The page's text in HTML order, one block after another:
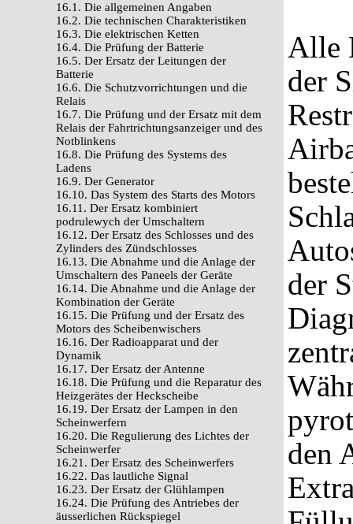
16.1. Die allgemeinen Angaben
16.2. Die technischen Charakteristiken
16.3. Die elektrischen Ketten
16.4. Die Prüfung der Batterie
16.5. Der Ersatz der Leitungen der
Batterie
16.6. Die Schutzvorrichtungen und die
Relais
16.7. Die Prüfung und der Ersatz mit dem
Relais der Fahrtrichtungsanzeiger und des
Notblinkens
16.8. Die Prüfung des Systems des
Ladens
16.9. Der Generator
16.10. Das System des Starts des Motors
16.11. Der Ersatz kombiniert
podrulewych der Umschaltern
16.12. Der Ersatz des Schlosses und des
Zylinders des Zündschlosses
16.13. Die Abnahme und die Anlage der
Umschaltern des Paneels der Geräte
16.14. Die Abnahme und die Anlage der
Kombination der Geräte
16.15. Die Prüfung und der Ersatz des
Motors des Scheibenwischers
16.16. Der Radioapparat und der
Dynamik
16.17. Der Ersatz der Antenne
16.18. Die Prüfung und die Reparatur des
Heizgerätes der Heckscheibe
16.19. Der Ersatz der Lampen in den
Scheinwerfern
16.20. Die Regulierung des Lichtes der
Scheinwerfer
16.21. Der Ersatz des Scheinwerfers
16.22. Das lautliche Signal
16.23. Der Ersatz der Glühlampen
16.24. Die Prüfung des Antriebes der
äusserlichen Rückspiegel
Alle
der
der
den